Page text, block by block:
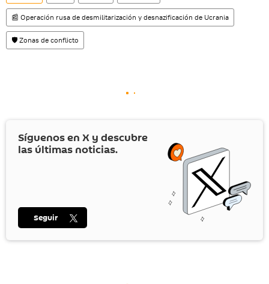
📰 Operación rusa de desmilitarización y desnazificación de Ucrania
🛡️ Zonas de conflicto
Síguenos en X y descubre
las últimas noticias.
Seguir